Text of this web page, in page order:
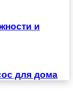
и
для дома